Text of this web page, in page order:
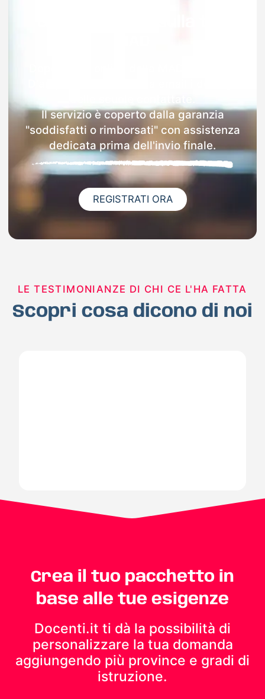
Il servizio è coperto dalla garanzia
"soddisfatti o rimborsati" con assistenza
dedicata prima dell'invio finale.
REGISTRATI ORA
LE TESTIMONIANZE DI CHI CE L'HA FATTA
Scopri cosa dicono di noi
Crea il tuo pacchetto in
base alle tue esigenze
Docenti.it ti dà la possibilità di
personalizzare la tua domanda
aggiungendo più province e gradi di
istruzione.